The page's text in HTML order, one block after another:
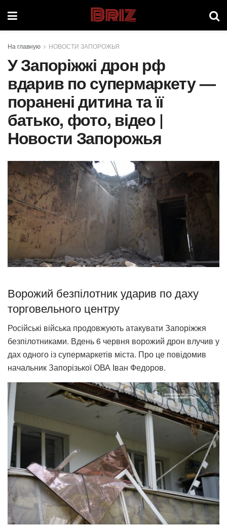
Briz
На главную НОВОСТИ ЗАПОРОЖЬЯ
У Запоріжжі дрон рф
вдарив по супермаркету —
поранені дитина та її
батько, фото, відео |
Новости Запорожья
Ворожий безпілотник ударив по даху
торговельного центру
Російські війська продовжують атакувати Запоріжжя
безпілотниками. Вдень 6 червня ворожий дрон влучив у
дах одного із супермаркетів міста. Про це повідомив
начальник Запорізької ОВА Іван Федоров.